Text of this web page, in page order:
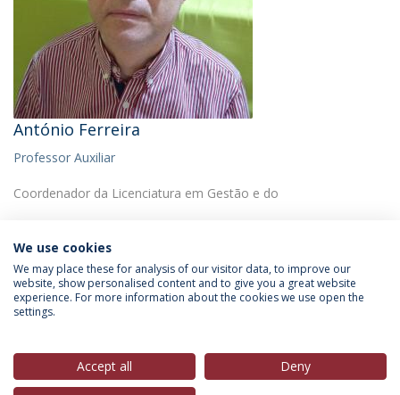
António Ferreira
Professor Auxiliar
Coordenador da Licenciatura em Gestão e do
Política de Privacidade
Termos & Condições
We use cookies
We may place these for analysis of our visitor data, to improve our
website, show personalised content and to give you a great website
experience. For more information about the cookies we use open the
settings.
Accept all
Deny